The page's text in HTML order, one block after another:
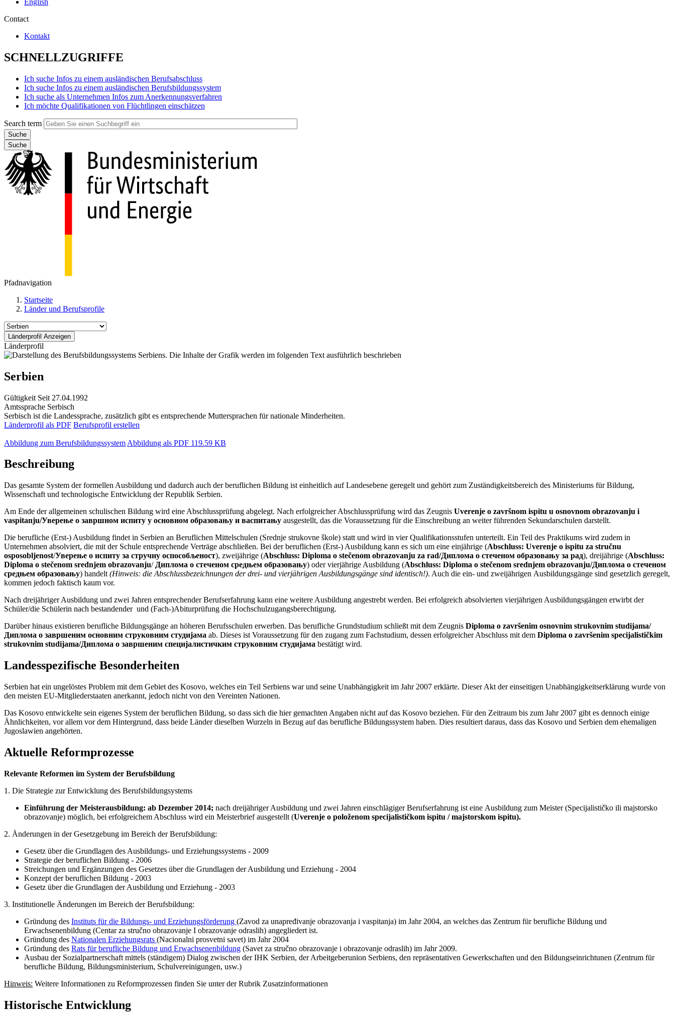
English
Contact
Kontakt
SCHNELLZUGRIFFE
Ich suche Infos zu einem ausländischen Berufsabschluss
Ich suche Infos zu einem ausländischen Berufsbildungssystem
Ich suche als Unternehmen Infos zum Anerkennungsverfahren
Ich möchte Qualifikationen von Flüchtlingen einschätzen
Search term
Suche
Pfadnavigation
Startseite
Länder und Berufsprofile
Länderprofil
Serbien
Gültigkeit Seit 27.04.1992
Amtssprache Serbisch
Serbisch ist die Landessprache, zusätzlich gibt es entsprechende Muttersprachen für nationale Minderheiten.
Länderprofil als PDF Berufsprofil erstellen
Abbildung zum Berufsbildungssystem Abbildung als PDF 119.59 KB
Beschreibung
Das gesamte System der formellen Ausbildung und dadurch auch der beruflichen Bildung ist einheitlich auf Landesebene geregelt und gehört zum Zuständigkeitsbereich des Ministeriums für Bildung,
Wissenschaft und technologische Entwicklung der Republik Serbien.
Am Ende der allgemeinen schulischen Bildung wird eine Abschlussprüfung abgelegt. Nach erfolgreicher Abschlussprüfung wird das Zeugnis Uverenje o završnom ispitu u osnovnom obrazovanju i
vaspitanju/Уверење о завршном испиту у основном образовању и васпитању ausgestellt, das die Voraussetzung für die Einschreibung an weiter führenden Sekundarschulen darstellt.
Die berufliche (Erst-) Ausbildung findet in Serbien an Beruflichen Mittelschulen (Srednje strukovne škole) statt und wird in vier Qualifikationsstufen unterteilt. Ein Teil des Praktikums wird zudem in
Unternehmen absolviert, die mit der Schule entsprechende Verträge abschließen. Bei der beruflichen (Erst-) Ausbildung kann es sich um eine einjährige (Abschluss: Uverenje o ispitu za stručnu
osposobljenost/Уверење о испиту за стручну оспособљеност), zweijährige (Abschluss: Diploma o stečenom obrazovanju za rad/Диплома о стеченом образовању за рад), dreijährige (Abschluss:
Diploma o stečenom srednjem obrazovanju/ Диплома о стеченом средњем образовању) oder vierjährige Ausbildung (Abschluss: Diploma o stečenom srednjem obrazovanju/Диплома о стеченом
средњем образовању) handelt (Hinweis: die Abschlussbezeichnungen der drei- und vierjährigen Ausbildungsgänge sind identisch!). Auch die ein- und zweijährigen Ausbildungsgänge sind gesetzlich geregelt,
kommen jedoch faktisch kaum vor.
Nach dreijähriger Ausbildung und zwei Jahren entsprechender Berufserfahrung kann eine weitere Ausbildung angestrebt werden. Bei erfolgreich absolvierten vierjährigen Ausbildungsgängen erwirbt der
Schüler/die Schülerin nach bestandender und (Fach-)Abiturprüfung die Hochschulzugangsberechtigung.
Darüber hinaus existieren berufliche Bildungsgänge an höheren Berufsschulen erwerben. Das berufliche Grundstudium schließt mit dem Zeugnis Diploma o završenim osnovnim strukovnim studijama/
Диплома о завршеним основним струковним студијама ab. Dieses ist Voraussetzung für den zugang zum Fachstudium, dessen erfolgreicher Abschluss mit dem Diploma o završenim specijalističkim
strukovnim studijama/Диплома о завршеним специјалистичким струковним студијама bestätigt wird.
Landesspezifische Besonderheiten
Serbien hat ein ungelöstes Problem mit dem Gebiet des Kosovo, welches ein Teil Serbiens war und seine Unabhängigkeit im Jahr 2007 erklärte. Dieser Akt der einseitigen Unabhängigkeitserklärung wurde von
den meisten EU-Mitgliederstaaten anerkannt, jedoch nicht von den Vereinten Nationen.
Das Kosovo entwickelte sein eigenes System der beruflichen Bildung, so dass sich die hier gemachten Angaben nicht auf das Kosovo beziehen. Für den Zeitraum bis zum Jahr 2007 gibt es dennoch einige
Ähnlichkeiten, vor allem vor dem Hintergrund, dass beide Länder dieselben Wurzeln in Bezug auf das berufliche Bildungssystem haben. Dies resultiert daraus, dass das Kosovo und Serbien dem ehemaligen
Jugoslawien angehörten.
Aktuelle Reformprozesse
Relevante Reformen im System der Berufsbildung
1. Die Strategie zur Entwicklung des Berufsbildungsystems
Einführung der Meisterausbildung: ab Dezember 2014; nach dreijähriger Ausbildung und zwei Jahren einschlägiger Berufserfahrung ist eine Ausbildung zum Meister (Specijalističko ili majstorsko
obrazovanje) möglich, bei erfolgreichem Abschluss wird ein Meisterbrief ausgestellt (Uverenje o položenom specijalističkom ispitu / majstorskom ispitu).
2. Änderungen in der Gesetzgebung im Bereich der Berufsbildung:
Gesetz über die Grundlagen des Ausbildungs- und Erziehungssystems - 2009
Strategie der beruflichen Bildung - 2006
Streichungen und Ergänzungen des Gesetzes über die Grundlagen der Ausbildung und Erziehung - 2004
Konzept der beruflichen Bildung - 2003
Gesetz über die Grundlagen der Ausbildung und Erziehung - 2003
3. Institutionelle Änderungen im Bereich der Berufsbildung:
Gründung des Instituts für die Bildungs- und Erziehungsförderung (Zavod za unapređivanje obrazovanja i vaspitanja) im Jahr 2004, an welches das Zentrum für berufliche Bildung und
Erwachsenenbildung (Centar za stručno obrazovanje I obrazovanje odraslih) angegliedert ist.
Gründung des Nationalen Erziehungsrats (Nacionalni prosvetni savet) im Jahr 2004
Gründung des Rats für berufliche Bildung und Erwachsenenbildung (Savet za stručno obrazovanje i obrazovanje odraslih) im Jahr 2009.
Ausbau der Sozialpartnerschaft mittels (ständigem) Dialog zwischen der IHK Serbien, der Arbeitgeberunion Serbiens, den repräsentativen Gewerkschaften und den Bildungseinrichtunen (Zentrum für
berufliche Bildung, Bildungsministerium, Schulvereinigungen, usw.)
Hinweis: Weitere Informationen zu Reformprozessen finden Sie unter der Rubrik Zusatzinformationen
Historische Entwicklung